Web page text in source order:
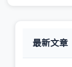
最新文章